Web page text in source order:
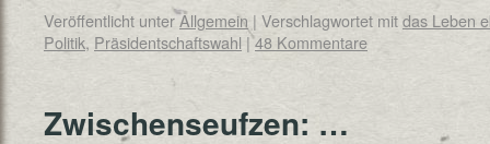
Veröffentlicht unterAllgemein | Verschlagwortet mitdas Leben
Politik, Präsidentschaftswahl | 48 Kommentare
Zwischenseufzen: …